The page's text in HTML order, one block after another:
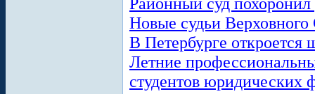
Новые судьи Верховного
В Петербурге откроется
Летние
студентов юридических